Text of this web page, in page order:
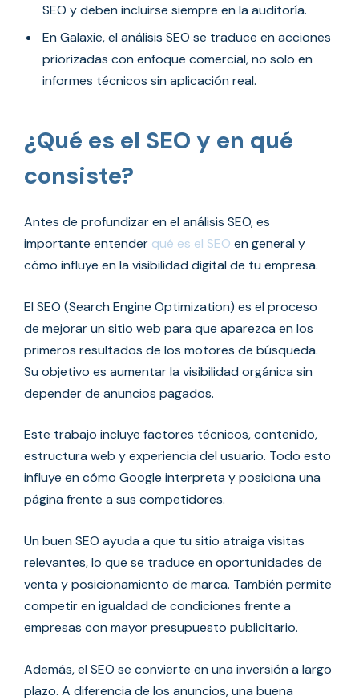
SEO y deben incluirse siempre en la auditoría.
En Galaxie, el análisis SEO se traduce en acciones
priorizadas con enfoque comercial, no solo en
informes técnicos sin aplicación real.
¿Qué es el SEO y en qué
consiste?
Antes de profundizar en el análisis SEO, es
importante entender qué es el SEO en general y
cómo influye en la visibilidad digital de tu empresa.
El SEO (Search Engine Optimization) es el proceso
de mejorar un sitio web para que aparezca en los
primeros resultados de los motores de búsqueda.
Su objetivo es aumentar la visibilidad orgánica sin
depender de anuncios pagados.
Este trabajo incluye factores técnicos, contenido,
estructura web y experiencia del usuario. Todo esto
influye en cómo Google interpreta y posiciona una
página frente a sus competidores.
Un buen SEO ayuda a que tu sitio atraiga visitas
relevantes, lo que se traduce en oportunidades de
venta y posicionamiento de marca. También permite
competir en igualdad de condiciones frente a
empresas con mayor presupuesto publicitario.
Además, el SEO se convierte en una inversión a largo
plazo. A diferencia de los anuncios, una buena